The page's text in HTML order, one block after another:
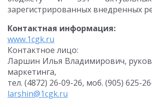
зарегистрированных внедренных
Контактная информация:
www.1cgk.ru
Контактное лицо:
Ларшин Илья Владимирович,
маркетинга,
тел. (4872) 26-09-26, моб. (905) 625-
larshin@1cgk.ru